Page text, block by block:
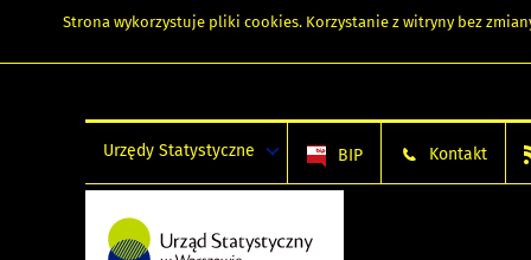
Strona wykorzystuje pliki cookies. Korzystanie z witryny bez
Urzędy Statystyczne BIP Kontakt